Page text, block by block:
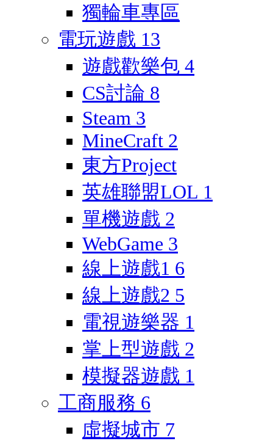
獨輪車專區
電玩遊戲 13
遊戲歡樂包 4
CS討論 8
Steam 3
MineCraft 2
東方Project
英雄聯盟LOL 1
單機遊戲 2
WebGame 3
線上遊戲1 6
線上遊戲2 5
電視遊樂器 1
掌上型遊戲 2
模擬器遊戲 1
工商服務 6
虛擬城市 7